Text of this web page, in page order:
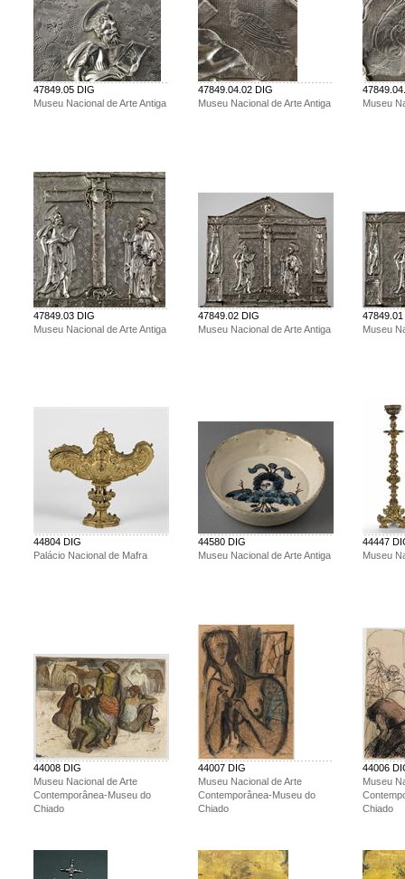
47849.05 DIG
Museu Nacional de Arte Antiga
47849.04.02 DIG
Museu Nacional de Arte Antiga
Museu
47849.03 DIG
Museu Nacional de Arte Antiga
47849.02 DIG
Museu Nacional de Arte Antiga
Museu
44804 DIG
Palácio Nacional de Mafra
44580 DIG
Museu Nacional de Arte Antiga
44447
Museu
44008 DIG
Museu Nacional de Arte
Contemporânea-Museu do
Chiado
44007 DIG
Museu Nacional de Arte
Contemporânea-Museu do
Chiado
44006
Museu
Chiado